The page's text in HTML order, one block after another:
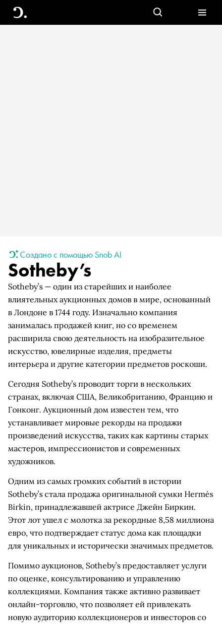
Создано с помощью Snob AI
Sotheby’s
Sotheby’s — один из старейших и наиболее
влиятельных аукционных домов в мире, основанный
в Лондоне в 1744 году. Изначально компания
занималась продажей книг, но со временем
расширила свою деятельность на изобразительное
искусство, ювелирные изделия, предметы
интерьера и другие категории предметов роскоши.
Сегодня Sotheby’s проводит торги в нескольких
странах, включая США, Великобританию, Францию и
Гонконг. Аукционный дом известен тем, что
устанавливает мировые рекорды на продажи
произведений искусства, таких как картины старых
мастеров, импрессионистов и современных
художников.
Одним из самых громких событий в истории
Sotheby’s стала продажа оригинальной сумки Hermès
Birkin, принадлежавшей актрисе Джейн Биркин.
Этот лот ушел с молотка за рекордные 8,58 миллиона
евро, что подтверждает статус дома как площадки
для уникальных и исторически значимых предметов.
Помимо аукционов, Sotheby’s предоставляет услуги
по оценке, консультированию и управлению
коллекциями. Компания также активно развивает
онлайн-торговлю, что позволяет ей привлекать
новую аудиторию коллекционеров и инвесторов со